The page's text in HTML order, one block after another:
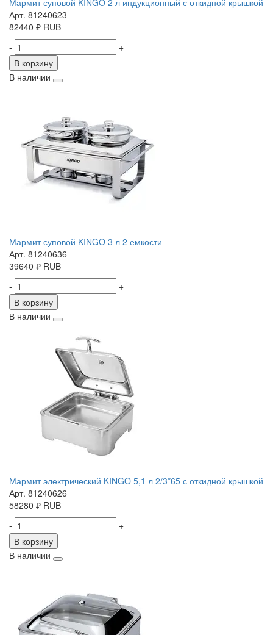
Мармит суповой KINGO 2 л индукционный с откидной крышкой
Арт. 81240623
82440 ₽ RUB
-
+
В корзину
В наличии
Мармит суповой KINGO 3 л 2 емкости
Арт. 81240636
39640 ₽ RUB
-
+
В корзину
В наличии
Мармит электрический KINGO 5,1 л 2/3*65 с откидной крышкой
Арт. 81240626
58280 ₽ RUB
-
+
В корзину
В наличии